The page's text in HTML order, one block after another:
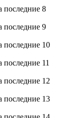
последние 8
последние 9
последние 10
последние 11
последние 12
последние 13